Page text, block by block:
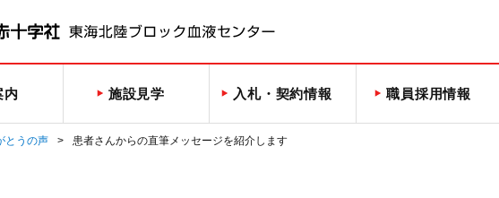
内 施設見学 入札・契約情報 職員採用情報
とうの声 患者さんからの直筆メッセージを紹介します